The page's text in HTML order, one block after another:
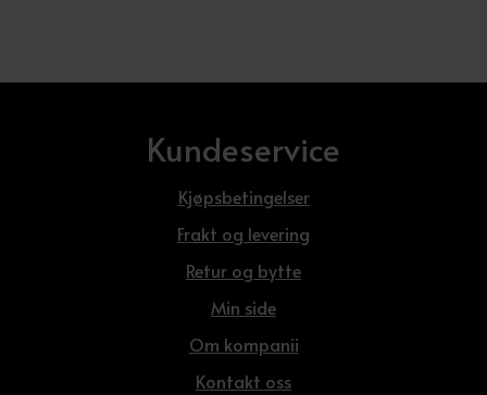
Kundeservice
Kjøpsbetingelser
Frakt og levering
Retur og bytte
Min side
Om kompanii
Kontakt oss